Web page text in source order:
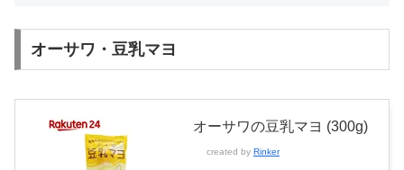
オーサワ・豆乳マヨ
オーサワの豆乳マヨ (300g)
created by Rinker